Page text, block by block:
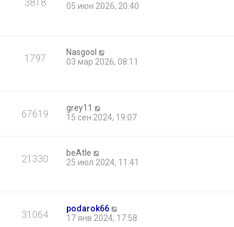
3818
05 июн 2026, 20:40
1797
Nasgool
03 мар 2026, 08:11
67619
grey11
15 сен 2024, 19:07
21330
beAtle
25 июл 2024, 11:41
31064
podarok66
17 янв 2024, 17:58